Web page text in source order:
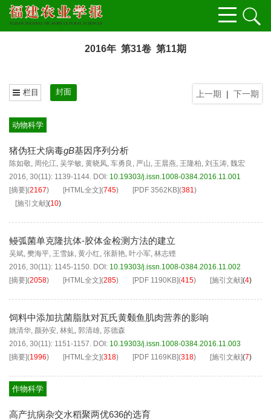
2016年 第31卷 第11期
上一期 | 下一期
栏目 封面
动物科学
猪伪狂犬病毒gB基因序列分析
陈如敬, 周伦江, 吴学敏, 黄晓凤, 车勇良 , 严山, 王晨燕, 王隆柏, 刘玉涛, 魏宏
2016, 30(11): 1139-1144. DOI: 10.19303/j.issn.1008-0384.2016.11.001
[摘要](2167) [HTML全文](745) [PDF 3562KB](381)
[施引文献](10)
鳗弧菌单克隆抗体-胶体金检测方法的建立
吴斌, 樊海平, 王雪妹, 黄小红, 张新艳, 叶小军, 林志铿
2016, 30(11): 1145-1150. DOI: 10.19303/j.issn.1008-0384.2016.11.002
[摘要](2058) [HTML全文](285) [PDF 1190KB](415) [施引文献](4)
饲料中添加抗菌脂肽对瓦氏黄颡鱼肌肉营养的影响
姚清华, 颜孙安, 林虬, 郭清雄, 苏德森
2016, 30(11): 1151-1157. DOI: 10.19303/j.issn.1008-0384.2016.11.003
[摘要](1996) [HTML全文](318) [PDF 1169KB](318) [施引文献](7)
作物科学
高产抗病杂交水稻聚两优636的选育